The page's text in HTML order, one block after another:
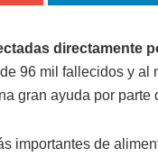
directamente
96 mil fallecidos y
gran ayuda por parte
importantes de